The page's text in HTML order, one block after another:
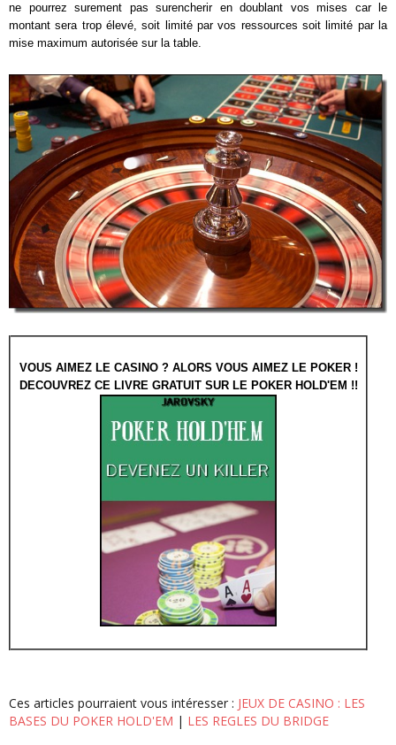
ne pourrez surement pas surencherir en doublant vos mises car le
montant sera trop élevé, soit limité par vos ressources soit limité par la
mise maximum autorisée sur la table.
VOUS AIMEZ LE CASINO ? ALORS VOUS AIMEZ LE POKER !
DECOUVREZ CE LIVRE GRATUIT SUR LE POKER HOLD'EM !!
Ces articles pourraient vous intéresser : JEUX DE CASINO : LES
BASES DU POKER HOLD'EM | LES REGLES DU BRIDGE